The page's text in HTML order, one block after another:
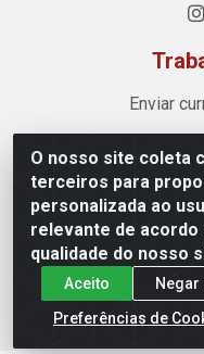
O nosso site coleta
terceiros para
personalizada ao
relevante de
qualidade do nosso
Aceito
Negar
Preferências de
Enviar
Sost Distribuidora -
Ipitanga, Lauro de